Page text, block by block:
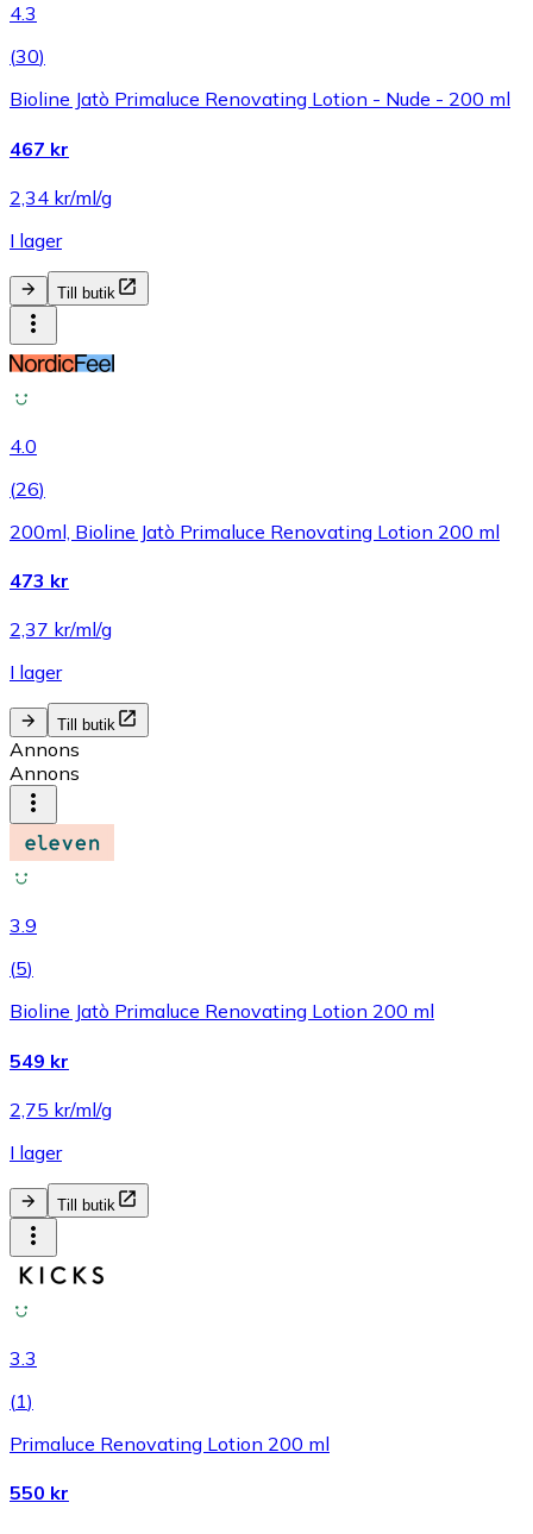
4.3
(30)
Bioline Jatò Primaluce Renovating Lotion - Nude - 200 ml
467 kr
2,34 kr/ml/g
I lager
Till butik
4.0
(26)
200ml, Bioline Jatò Primaluce Renovating Lotion 200 ml
473 kr
2,37 kr/ml/g
I lager
Till butik
Annons
Annons
3.9
(5)
Bioline Jatò Primaluce Renovating Lotion 200 ml
549 kr
2,75 kr/ml/g
I lager
Till butik
3.3
(1)
Primaluce Renovating Lotion 200 ml
550 kr